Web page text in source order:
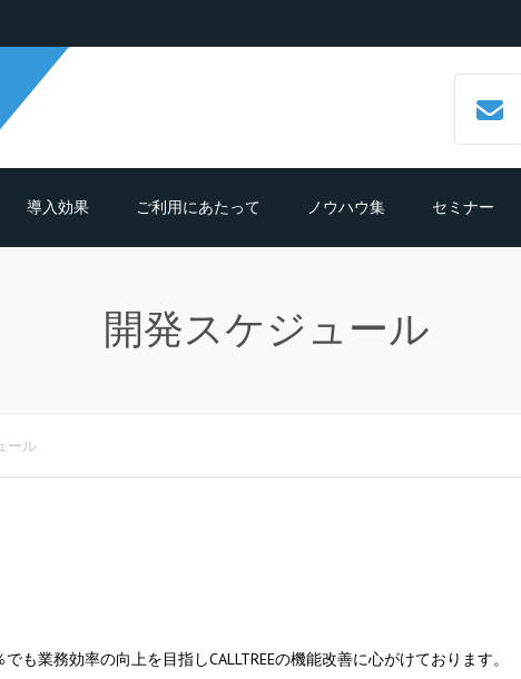
導入効果
導入効果シュミレーション
ご利用にあたって
ご利用までの流れ
ノウハウ集
CTIシステムとは？導入メリットもご
紹介
テレマーケティングシステム機能詳
セミナー
開発スケジュール
ール
業務効率の向上を目指しCALLTREEの機能改善に心がけております。